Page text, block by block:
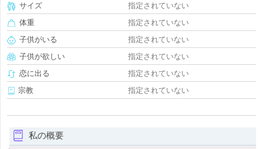
サイズ
指定されていない
体重
指定されていない
子供がいる
指定されていない
子供が欲しい
指定されていない
恋に出る
指定されていない
宗教
指定されていない
私の概要